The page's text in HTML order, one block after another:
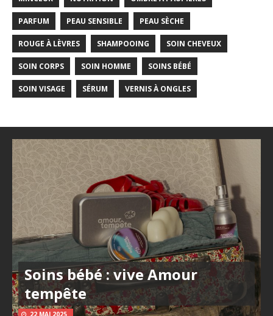
PARFUM PEAU SENSIBLE PEAU SÈCHE
ROUGE À LÈVRES SHAMPOOING SOIN CHEVEUX
SOIN CORPS SOIN HOMME SOINS BÉBÉ
SOIN VISAGE SÉRUM VERNIS À ONGLES
Soins bébé : vive Amour
tempête